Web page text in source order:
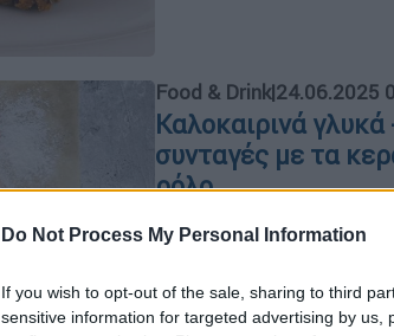
Do Not Process My Personal Information
If you wish to opt-out of the sale, sharing to third
sensitive information for targeted advertising by us,
Food & Drink|24.06.2025
Καλοκαιρινά
συνταγές με τα
ρόλο
Από τα καθημερινά
γλυκές κις και τις
κερασόπιτες, όπου